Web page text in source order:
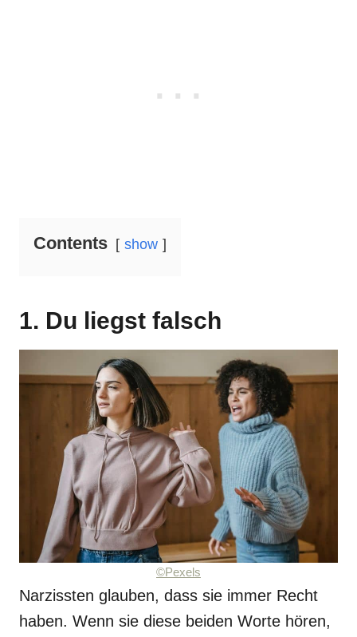
Contents show
1. Du liegst falsch
©Pexels
Narzissten glauben, dass sie immer Recht
haben. Wenn sie diese beiden Worte hören,